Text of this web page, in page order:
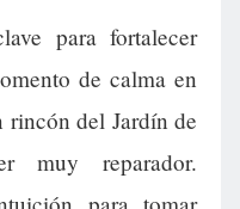
para fortalecer
de calma en
del Jardín de
muy reparador.